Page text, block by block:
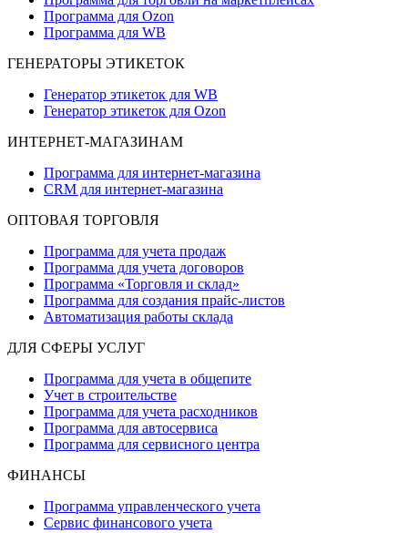
Программа для Ozon
Программа для WB
ГЕНЕРАТОРЫ ЭТИКЕТОК
Генератор этикеток для WB
Генератор этикеток для Ozon
ИНТЕРНЕТ-МАГАЗИНАМ
Программа для интернет-магазина
CRM для интернет-магазина
ОПТОВАЯ ТОРГОВЛЯ
Программа для учета продаж
Программа для учета договоров
Программа «Торговля и склад»
Программа для создания прайс‑листов
Автоматизация работы склада
ДЛЯ СФЕРЫ УСЛУГ
Программа для учета в общепите
Учет в строительстве
Программа для учета расходников
Программа для автосервиса
Программа для сервисного центра
ФИНАНСЫ
Программа управленческого учета
Сервис финансового учета